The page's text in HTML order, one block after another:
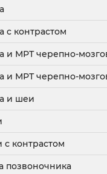
c контрастом
и МРТ черепно-
и МРТ черепно-
и шеи
с контрастом
позвоночника